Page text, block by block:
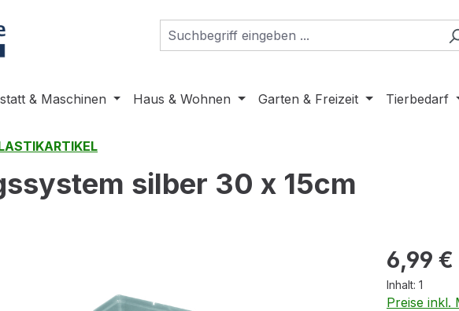
& Maschinen Haus & Wohnen Garten & Freizeit Tierbedarf
silber 30 x 15cm
Regulärer
6,99 €
Inhalt: 1
Preise inkl.